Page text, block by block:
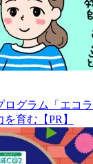
ログラム「エコラ
育む【PR】